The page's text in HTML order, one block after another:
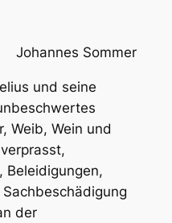
Johannes Sommer
und seine
Weib, Wein und
Beleidigungen,
der